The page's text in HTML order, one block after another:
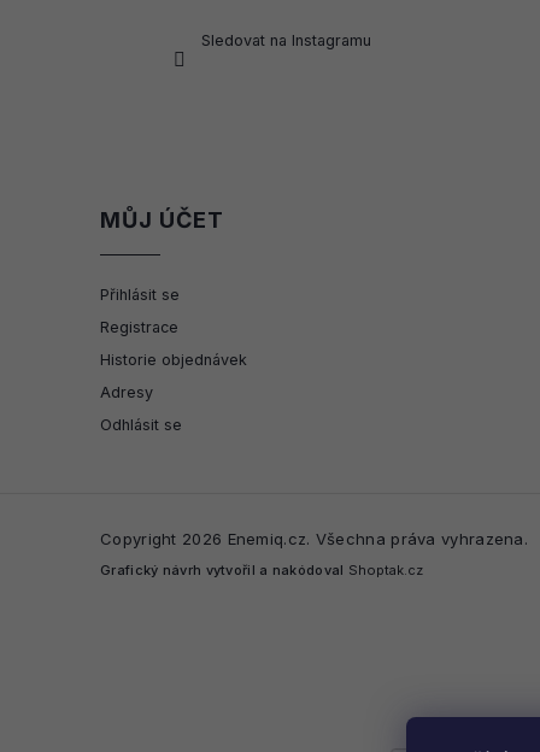
Sledovat na Instagramu
MŮJ ÚČET
Přihlásit se
Registrace
Historie objednávek
Adresy
Odhlásit se
Copyright 2026 Enemiq.cz. Všechna práva vyhrazena.
Grafický návrh vytvořil a nakódoval Shoptak.cz